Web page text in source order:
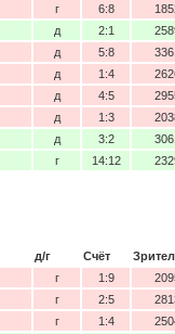
г 6:8
д 2:1
д 5:8
д 1:4
д 4:5
д 1:3
д 3:2
г 14:12
д/г Счёт
г 1:9
г 2:5
г 1:4